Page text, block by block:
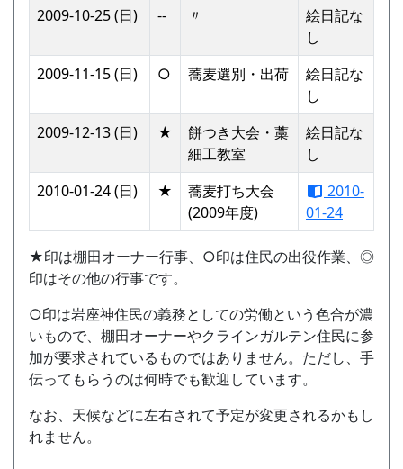
2009-10-25 (日)
-- 〃
絵日記な
し
2009-11-15 (日)
○ 蕎麦選別・出荷
絵日記な
し
2009-12-13 (日)
★
餅つき大会・藁
細工教室
絵日記な
し
2010-01-24 (日)
★
蕎麦打ち大会
(2009年度)
2010-
01-24
★印は棚田オーナー行事、○印は住民の出役作業、◎
印はその他の行事です。
○印は岩座神住民の義務としての労働という色合が濃
いもので、棚田オーナーやクラインガルテン住民に参
加が要求されているものではありません。ただし、手
伝ってもらうのは何時でも歓迎しています。
なお、天候などに左右されて予定が変更されるかもし
れません。